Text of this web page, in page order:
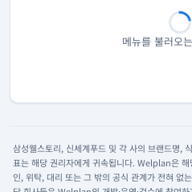
메뉴를 불러오
삼성웰스토리, 신세계푸드 및 각 사의 브랜드명,
표는 해당 권리자에게 귀속됩니다. Welplan은
인, 위탁, 대리 또는 그 밖의 공식 관계가 전혀 없